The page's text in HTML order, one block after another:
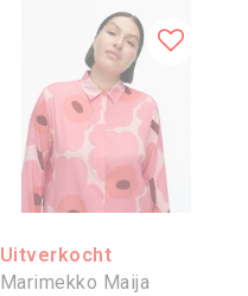
Uitverkocht
Marimekko Maija